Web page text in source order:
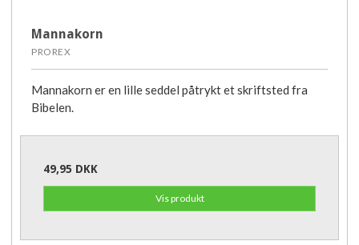
Mannakorn
PROREX
Mannakorn er en lille seddel påtrykt et skriftsted fra
Bibelen.
49,95 DKK
Vis produkt